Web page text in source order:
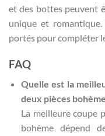
et des bottes peuvent
unique et
portés pour compléter
FAQ
Quelle est la
deux pièces
La meilleure coupe
bohème dépend